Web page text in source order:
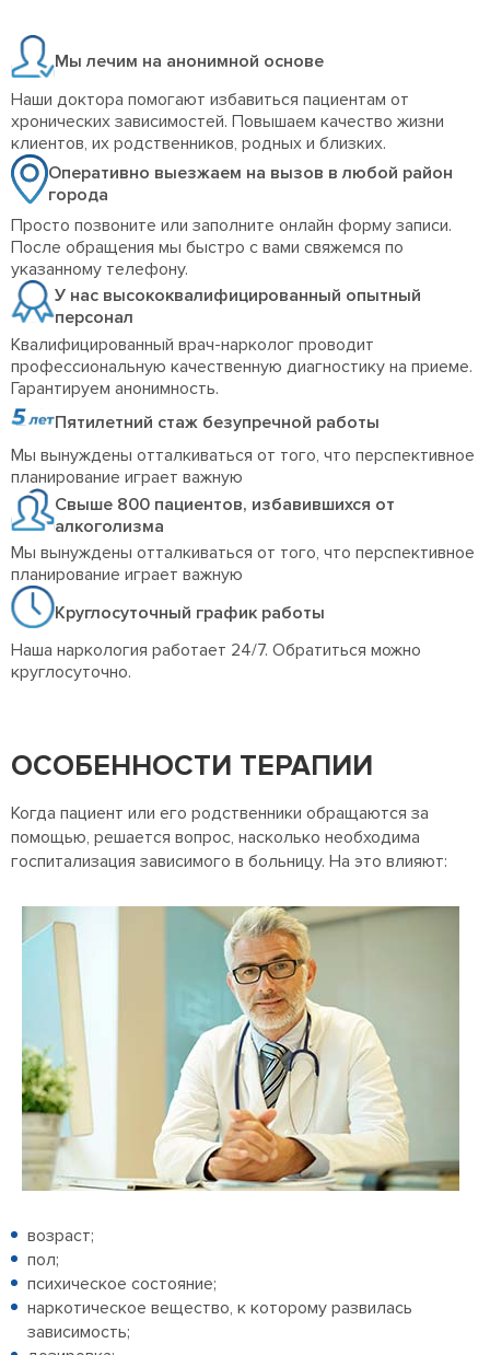
Мы лечим на анонимной основе
Наши доктора помогают избавиться пациентам от
хронических зависимостей. Повышаем качество жизни
клиентов, их родственников, родных и близких.
Оперативно выезжаем на вызов в любой район
города
Просто позвоните или заполните онлайн форму записи.
После обращения мы быстро с вами свяжемся по
указанному телефону.
У нас высококвалифицированный опытный
персонал
Квалифицированный врач-нарколог проводит
профессиональную качественную диагностику на приеме.
Гарантируем анонимность.
Пятилетний стаж безупречной работы
Мы вынуждены отталкиваться от того, что перспективное
планирование играет важную
Свыше 800 пациентов, избавившихся от
алкоголизма
Мы вынуждены отталкиваться от того, что перспективное
планирование играет важную
Круглосуточный график работы
Наша наркология работает 24/7. Обратиться можно
круглосуточно.
ОСОБЕННОСТИ ТЕРАПИИ
Когда пациент или его родственники обращаются за
помощью, решается вопрос, насколько необходима
госпитализация зависимого в больницу. На это влияют:
возраст;
пол;
психическое состояние;
наркотическое вещество, к которому развилась
зависимость;